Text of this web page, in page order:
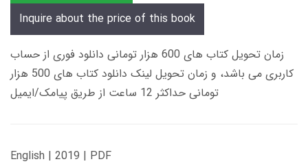
Inquire about the price of this book
زمان تحویل کتاب های 600 هزار تومانی دانلود فوری از حساب
کاربری می باشد، و زمان تحویل لینک دانلود کتاب های 500 هزار
تومانی حداکثر 12 ساعت از طریق پیامک/ایمیل
English | 2019 | PDF